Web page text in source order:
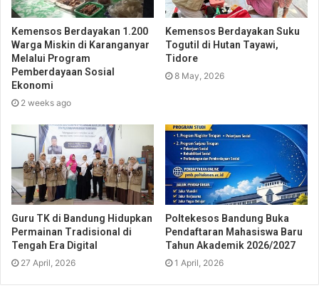
Kemensos Berdayakan 1.200
Warga Miskin di Karanganyar
Melalui Program
Pemberdayaan Sosial
Ekonomi
2 weeks ago
Kemensos Berdayakan Suku
Togutil di Hutan Tayawi,
Tidore
8 May, 2026
Guru TK di Bandung Hidupkan
Permainan Tradisional di
Tengah Era Digital
27 April, 2026
Poltekesos Bandung Buka
Pendaftaran Mahasiswa Baru
Tahun Akademik 2026/2027
1 April, 2026